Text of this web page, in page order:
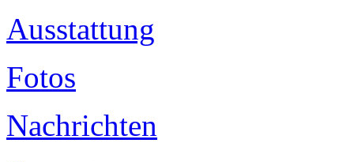
Ausstattung
Fotos
Nachrichten